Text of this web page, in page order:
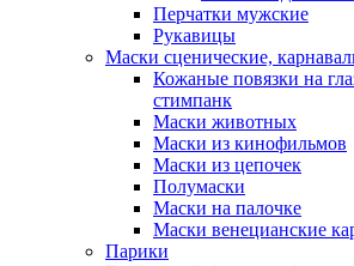
Перчатки мужские
Рукавицы
Маски сценические,
Кожаные повязки на
стимпанк
Маски животных
Маски из кинофильмов
Маски из цепочек
Полумаски
Маски на палочке
Маски венецианские
Парики